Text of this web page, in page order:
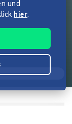
und
hier.